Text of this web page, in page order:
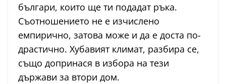
българи, които ще ти подадат ръка.
Съотношението не е изчислено
емпирично, затова може и да е доста по-
драстично. Хубавият климат, разбира се,
също допринася в избора на тези
държави за втори дом.